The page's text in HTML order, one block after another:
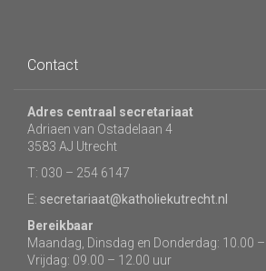
Contact
Adres centraal secretariaat
Adriaen van Ostadelaan 4
3583 AJ Utrecht
T: 030 – 254 6147
E: secretariaat@katholiekutrecht.nl
Bereikbaar
Maandag, Dinsdag en Donderdag: 10.00
Vrijdag: 09.00 – 12.00 uur